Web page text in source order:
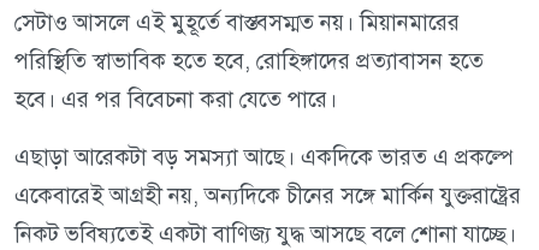
সেটাও আসলে এই মুহূর্তে বাস্তবসম্মত নয়। মিয়ানমারের
পরিস্থিতি স্বাভাবিক হতে হবে, রোহিঙ্গাদের প্রত্যাবাসন হতে
হবে। এর পর বিবেচনা করা যেতে পারে।
এছাড়া আরেকটা বড় সমস্যা আছে। একদিকে ভারত এ প্রকল্পে
একেবারেই আগ্রহী নয়, অন্যদিকে চীনের সঙ্গে মার্কিন যুক্তরাষ্ট্রের
নিকট ভবিষ্যতেই একটা বাণিজ্য যুদ্ধ আসছে বলে শোনা যাচ্ছে।